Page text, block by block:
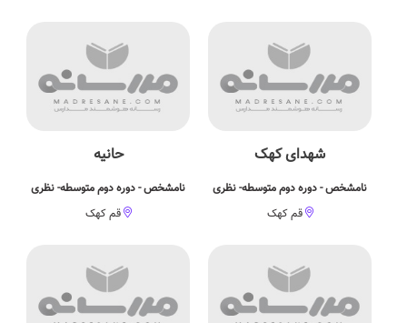
شهدای کهک
نامشخص - دوره دوم متوسطه- نظری
قم کهک
حانیه
نامشخص - دوره دوم متوسطه- نظری
قم کهک